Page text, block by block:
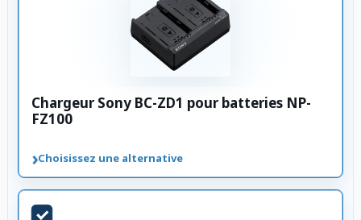
Chargeur Sony BC-ZD1 pour batteries NP-
FZ100
›Choisissez une alternative